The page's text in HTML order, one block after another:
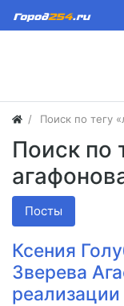
Поиск по тегу
Поиск по
Посты
Ксения
Зверева
реализации